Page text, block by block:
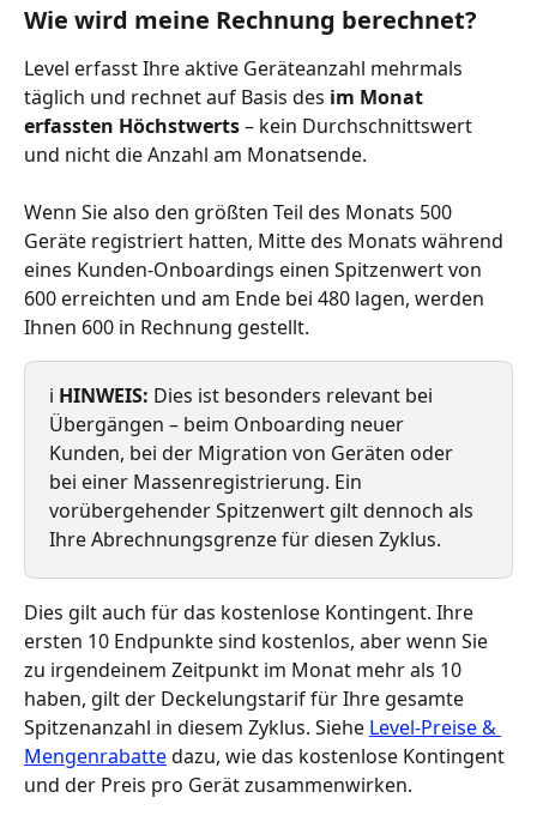
Wie wird meine Rechnung berechnet?
Level erfasst Ihre aktive Geräteanzahl mehrmals
täglich und rechnet auf Basis des im Monat
erfassten Höchstwerts – kein Durchschnittswert
und nicht die Anzahl am Monatsende.
Wenn Sie also den größten Teil des Monats 500
Geräte registriert hatten, Mitte des Monats während
eines Kunden-Onboardings einen Spitzenwert von
600 erreichten und am Ende bei 480 lagen, werden
Ihnen 600 in Rechnung gestellt.
ℹ️ HINWEIS: Dies ist besonders relevant bei
Übergängen – beim Onboarding neuer
Kunden, bei der Migration von Geräten oder
bei einer Massenregistrierung. Ein
vorübergehender Spitzenwert gilt dennoch als
Ihre Abrechnungsgrenze für diesen Zyklus.
Dies gilt auch für das kostenlose Kontingent. Ihre
ersten 10 Endpunkte sind kostenlos, aber wenn Sie
zu irgendeinem Zeitpunkt im Monat mehr als 10
haben, gilt der Deckelungstarif für Ihre gesamte
Spitzenanzahl in diesem Zyklus. Siehe Level-Preise &
Mengenrabatte dazu, wie das kostenlose Kontingent
und der Preis pro Gerät zusammenwirken.